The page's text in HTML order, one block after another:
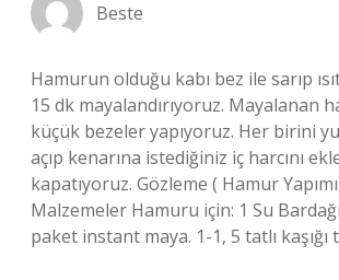
Beste
Hamurun olduğu kabı bez ile sarıp
15 dk mayalandırıyoruz. Mayalanan
küçük bezeler yapıyoruz. Her birini
açıp kenarına istediğiniz iç harcını
kapatıyoruz. Gözleme ( Hamur
Malzemeler Hamuru için: 1 Su
paket instant maya. 1-1, 5 tatlı kaşığı